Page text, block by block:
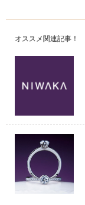
オススメ関連記事！